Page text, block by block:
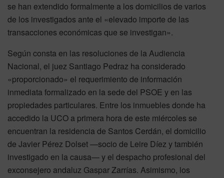
se han extendido formalmente a los domicilios de varios
de los investigados ante el «elevado importe de las
transacciones económicas que se investigan».
Según consta en las resoluciones de la Audiencia
Nacional, el juez Santiago Pedraz ha considerado
«proporcionado» el requerimiento de información
inmediata formalizado en la sede del PSOE y en las
propiedades particulares. Entre los inmuebles donde ha
accedido la UCO a primera hora de este miércoles se
encuentran la residencia de Santos Cerdán, el domicilio
de Javier Pérez Dolset —socio de Leire Díez y también
investigado en la causa— y el despacho profesional del
exconsejero andaluz Gaspar Zarrías. Asimismo, los